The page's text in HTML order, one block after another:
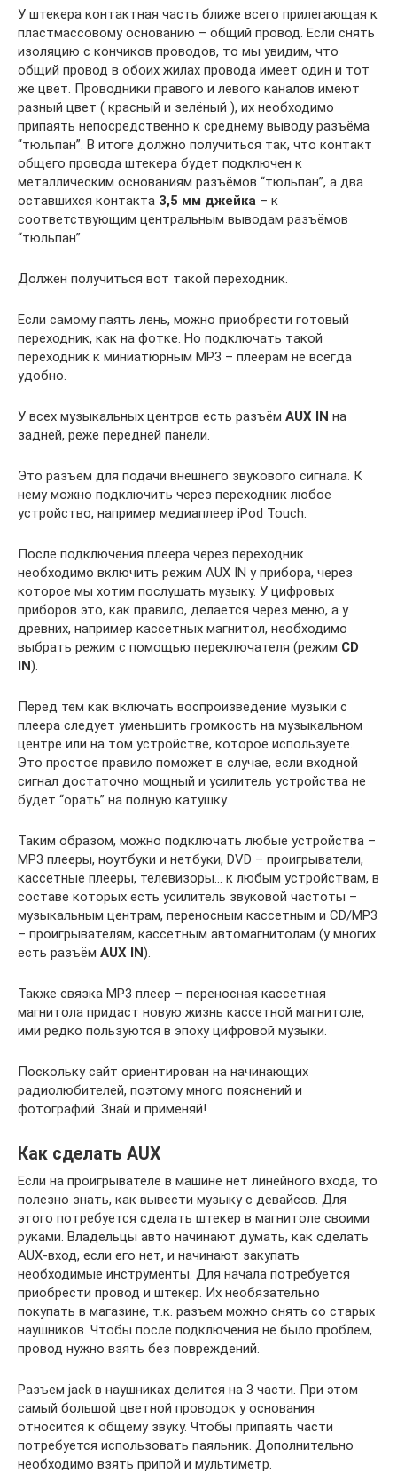
У штекера контактная часть ближе всего прилегающая к
пластмассовому основанию – общий провод. Если снять
изоляцию с кончиков проводов, то мы увидим, что
общий провод в обоих жилах провода имеет один и тот
же цвет. Проводники правого и левого каналов имеют
разный цвет ( красный и зелёный ), их необходимо
припаять непосредственно к среднему выводу разъёма
“тюльпан”. В итоге должно получиться так, что контакт
общего провода штекера будет подключен к
металлическим основаниям разъёмов “тюльпан”, а два
оставшихся контакта 3,5 мм джейка – к
соответствующим центральным выводам разъёмов
“тюльпан”.
Должен получиться вот такой переходник.
Если самому паять лень, можно приобрести готовый
переходник, как на фотке. Но подключать такой
переходник к миниатюрным МР3 – плеерам не всегда
удобно.
У всех музыкальных центров есть разъём AUX IN на
задней, реже передней панели.
Это разъём для подачи внешнего звукового сигнала. К
нему можно подключить через переходник любое
устройство, например медиаплеер iPod Touch.
После подключения плеера через переходник
необходимо включить режим AUX IN у прибора, через
которое мы хотим послушать музыку. У цифровых
приборов это, как правило, делается через меню, а у
древних, например кассетных магнитол, необходимо
выбрать режим с помощью переключателя (режим CD
IN).
Перед тем как включать воспроизведение музыки с
плеера следует уменьшить громкость на музыкальном
центре или на том устройстве, которое используете.
Это простое правило поможет в случае, если входной
сигнал достаточно мощный и усилитель устройства не
будет “орать” на полную катушку.
Таким образом, можно подключать любые устройства –
MP3 плееры, ноутбуки и нетбуки, DVD – проигрыватели,
кассетные плееры, телевизоры… к любым устройствам, в
составе которых есть усилитель звуковой частоты –
музыкальным центрам, переносным кассетным и CD/MP3
– проигрывателям, кассетным автомагнитолам (у многих
есть разъём AUX IN).
Также связка МР3 плеер – переносная кассетная
магнитола придаст новую жизнь кассетной магнитоле,
ими редко пользуются в эпоху цифровой музыки.
Поскольку сайт ориентирован на начинающих
радиолюбителей, поэтому много пояснений и
фотографий. Знай и применяй!
Как сделать AUX
Если на проигрывателе в машине нет линейного входа, то
полезно знать, как вывести музыку с девайсов. Для
этого потребуется сделать штекер в магнитоле своими
руками. Владельцы авто начинают думать, как сделать
AUX-вход, если его нет, и начинают закупать
необходимые инструменты. Для начала потребуется
приобрести провод и штекер. Их необязательно
покупать в магазине, т.к. разъем можно снять со старых
наушников. Чтобы после подключения не было проблем,
провод нужно взять без повреждений.
Разъем jack в наушниках делится на 3 части. При этом
самый большой цветной проводок у основания
относится к общему звуку. Чтобы припаять части
потребуется использовать паяльник. Дополнительно
необходимо взять припой и мультиметр.